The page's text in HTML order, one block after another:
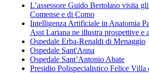
L’assessore Guido Bertolaso visita
Comense e di Como
Intelligenza Artificiale in Anatomia
Asst Lariana ne illustra prospettive e
Ospedale Erba-Renaldi di Menaggio
Ospedale Sant'Anna
Ospedale Sant’Antonio Abate
Presidio Polispecialistico Felice Villa